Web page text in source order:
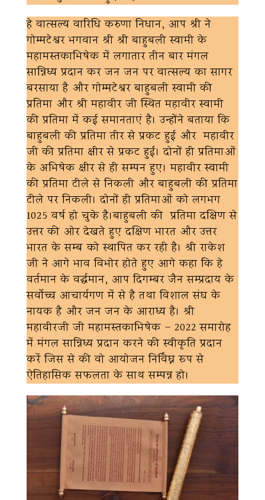
हे वात्सल्य वारिधि करुणा निधान, आप श्री ने
गोम्मटेश्वर भगवान श्री श्री बाहुबली स्वामी के
महामस्तकाभिषेक में लगातार तीन बार मंगल
सान्निध्य प्रदान कर जन जन पर वात्सल्य का सागर
बरसाया है और गोम्मटेश्वर बाहुबली स्वामी की
प्रतिमा और श्री महावीर जी स्थित महावीर स्वामी
की प्रतिमा में कई समानताएं है। उन्होंने बताया कि
बाहुबली की प्रतिमा तीर से प्रकट हुई और महावीर
जी की प्रतिमा क्षीर से प्रकट हुई। दोनों ही प्रतिमाओं
के अभिषेक क्षीर से ही सम्पन हुए। महावीर स्वामी
की प्रतिमा टीले से निकली और बाहुबली की प्रतिमा
टीले पर निकली। दोनों ही प्रतिमाओं को लगभग
1025 वर्ष हो चुके है।बाहुबली की प्रतिमा दक्षिण से
उत्तर की ओर देखते हुए दक्षिण भारत और उत्तर
भारत के सम्बन्ध को स्थापित कर रही है। श्री राकेश
जी ने आगे भाव विभोर होते हुए आगे कहा कि हे
वर्तमान के वर्द्धमान, आप दिगम्बर जैन सम्प्रदाय के
सर्वोच्च आचार्यगण में से है तथा विशाल संघ के
नायक है और जन जन के आराध्य है। श्री
महावीरजी जी महामस्तकाभिषेक – 2022 समारोह
में मंगल सान्निध्य प्रदान करने की स्वीकृति प्रदान
करें जिस से की वो आयोजन निर्विघ्न रूप से
ऐतिहासिक सफलता के साथ सम्पन्न हो।